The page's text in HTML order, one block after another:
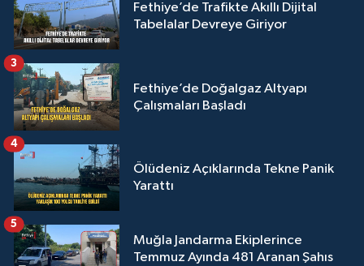
Fethiye’de Trafikte Akıllı Dijital
Tabelalar Devreye Giriyor
Fethiye’de Doğalgaz Altyapı
Çalışmaları Başladı
3
Ölüdeniz Açıklarında Tekne Panik
Yarattı
4
Muğla Jandarma Ekiplerince
Temmuz Ayında 481 Aranan Şahıs
5